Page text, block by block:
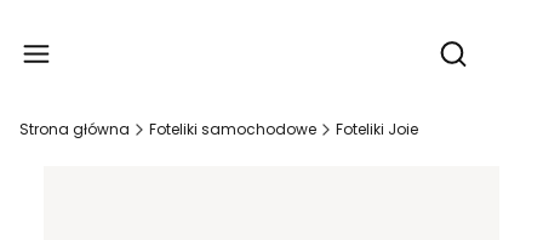
Otwórz
Strona główna Foteliki samochodowe Foteliki Joie